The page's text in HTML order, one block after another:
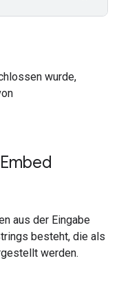
wurde,
Embed
aus der Eingabe
besteht, die als
werden.